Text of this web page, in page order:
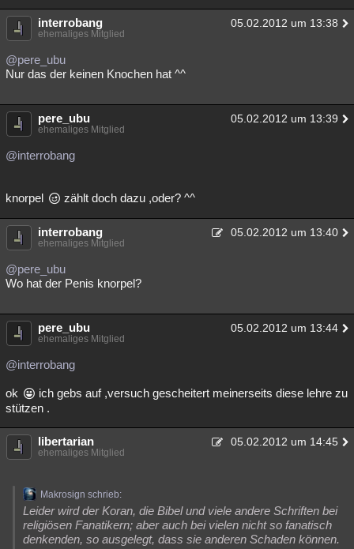
interrobang 05.02.2012 um 13:38
ehemaliges Mitglied
@pere_ubu
Nur das der keinen Knochen hat ^^
pere_ubu 05.02.2012 um 13:39
ehemaliges Mitglied
@interrobang
knorpel zählt doch dazu ,oder? ^^
interrobang 05.02.2012 um 13:40
ehemaliges Mitglied
@pere_ubu
Wo hat der Penis knorpel?
pere_ubu 05.02.2012 um 13:44
ehemaliges Mitglied
@interrobang
ok
ich gebs auf ,versuch gescheitert meinerseits diese lehre zu
stützen .
libertarian 05.02.2012 um 14:45
ehemaliges Mitglied
Makrosign schrieb:
Leider wird der Koran, die Bibel und viele andere Schriften bei
religiösen Fanatikern; aber auch bei vielen nicht so fanatisch
denkenden, so ausgelegt, dass sie anderen Schaden können.